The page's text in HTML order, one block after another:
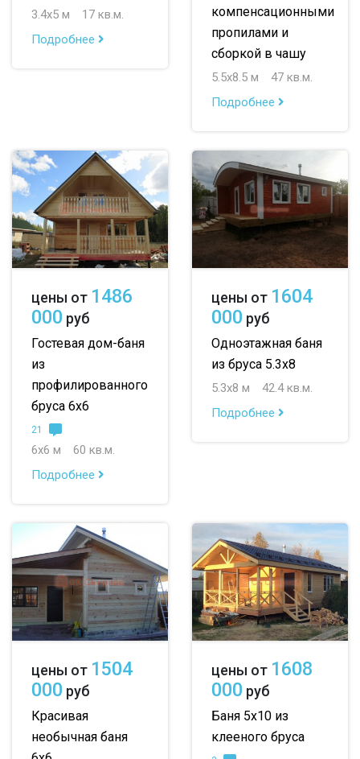
3.4х5 м
17 кв.м.
Подробнее
компенсационными
пропилами и
сборкой в чашу
5.5х8.5 м
47 кв.м.
Подробнее
цены от 1486
000 руб
Гостевая дом-баня
из
профилированного
бруса 6х6
21
6х6 м
60 кв.м.
Подробнее
цены от 1604
000 руб
Одноэтажная баня
из бруса 5.3х8
5.3х8 м
42.4 кв.м.
Подробнее
цены от 1504
000 руб
Красивая
необычная баня
цены от 1608
000 руб
Баня 5х10 из
клееного бруса